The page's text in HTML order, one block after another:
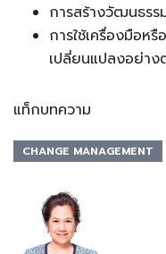
การสร้างวัฒนธร
การใช้เครื่องมือห
เปลี่ยนแปลงอย่าง
แท็กบทความ
CHANGE MANAGEMENT